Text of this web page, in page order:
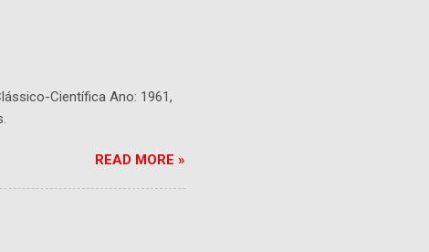
Científica Ano: 1961,
READ MORE »